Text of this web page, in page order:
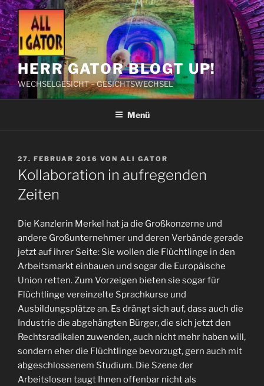
Zum
Inhalt
springen
HERR GATOR BLOGT UP!
WECHSELGESICHT – GESICHTSWECHSEL
Menü
VERÖFFENTLICHT
AM
27. FEBRUAR 2016 VON ALI GATOR
Kollaboration in aufregenden
Zeiten
Die Kanzlerin Merkel hat ja die Großkonzerne und
andere Großunternehmer und deren Verbände gerade
jetzt auf ihrer Seite: Sie wollen die Flüchtlinge in den
Arbeitsmarkt einbauen und sogar die Europäische
Union retten. Zum Vorzeigen bieten sie sogar für
Flüchtlinge vereinzelte Sprachkurse und
Ausbildungsplätze an. Es drängt sich auf, dass auch die
Industrie die abgehängten Bürger, die sich jetzt den
Rechtsradikalen zuwenden, auch nicht mehr haben will,
sondern eher die Flüchtlinge bevorzugt, gern auch mit
abgeschlossenem Studium. Die Szene der
Arbeitslosen taugt Ihnen offenbar nicht als